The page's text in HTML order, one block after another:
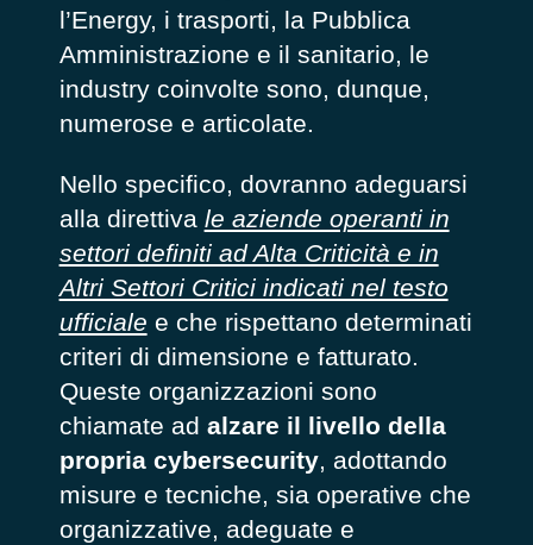
l’Energy, i trasporti, la Pubblica
Amministrazione e il sanitario, le
industry coinvolte sono, dunque,
numerose e articolate.
Nello specifico, dovranno adeguarsi
alla direttiva le aziende operanti in
settori definiti ad Alta Criticità e in
Altri Settori Critici indicati nel testo
ufficiale e che rispettano determinati
criteri di dimensione e fatturato.
Queste organizzazioni sono
chiamate ad alzare il livello della
propria cybersecurity, adottando
misure e tecniche, sia operative che
organizzative, adeguate e